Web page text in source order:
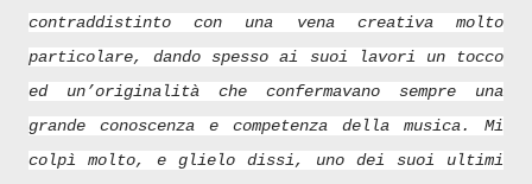
contraddistinto con una vena creativa molto
particolare, dando spesso ai suoi lavori un tocco
ed un’originalità che confermavano sempre una
grande conoscenza e competenza della musica. Mi
colpì molto, e glielo dissi, uno dei suoi ultimi